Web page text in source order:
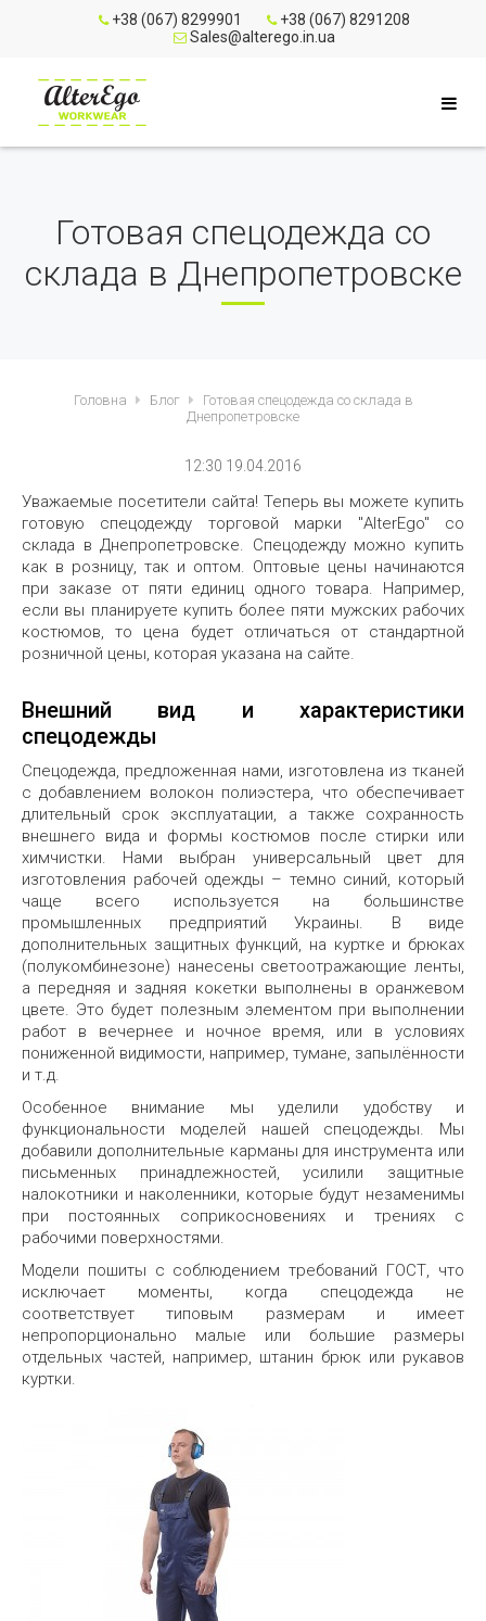
+38 (067) 8299901
+38 (067) 8291208
Sales@alterego.in.ua
Готовая спецодежда со
склада в Днепропетровске
Головна Блог
Готовая спецодежда со склада в
Днепропетровске
12:30 19.04.2016
Уважаемые посетители сайта! Теперь вы можете купить
готовую спецодежду торговой марки "AlterEgo" со
склада в Днепропетровске. Спецодежду можно купить
как в розницу, так и оптом. Оптовые цены начинаются
при заказе от пяти единиц одного товара. Например,
если вы планируете купить более пяти мужских рабочих
костюмов, то цена будет отличаться от стандартной
розничной цены, которая указана на сайте.
Внешний вид и характеристики
спецодежды
Спецодежда, предложенная нами, изготовлена из тканей
с добавлением волокон полиэстера, что обеспечивает
длительный срок эксплуатации, а также сохранность
внешнего вида и формы костюмов после стирки или
химчистки. Нами выбран универсальный цвет для
изготовления рабочей одежды – темно синий, который
чаще всего используется на большинстве
промышленных предприятий Украины. В виде
дополнительных защитных функций, на куртке и брюках
(полукомбинезоне) нанесены светоотражающие ленты,
а передняя и задняя кокетки выполнены в оранжевом
цвете. Это будет полезным элементом при выполнении
работ в вечернее и ночное время, или в условиях
пониженной видимости, например, тумане, запылённости
и т.д.
Особенное внимание мы уделили удобству и
функциональности моделей нашей спецодежды. Мы
добавили дополнительные карманы для инструмента или
письменных принадлежностей, усилили защитные
налокотники и наколенники, которые будут незаменимы
при постоянных соприкосновениях и трениях с
рабочими поверхностями.
Модели пошиты с соблюдением требований ГОСТ, что
исключает моменты, когда спецодежда не
соответствует типовым размерам и имеет
непропорционально малые или большие размеры
отдельных частей, например, штанин брюк или рукавов
куртки.